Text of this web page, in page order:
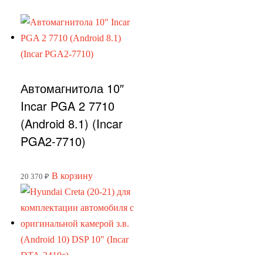
Автомагнитола 10″
Incar PGA 2 7710
(Android 8.1) (Incar
PGA2-7710)
20 370 ₽ В корзину